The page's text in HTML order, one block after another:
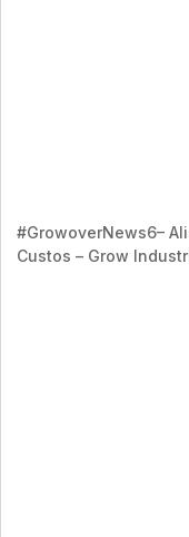
#GrowoverNews6–
Custos – Grow